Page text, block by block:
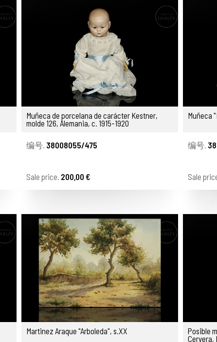
Muñeca de porcelana de carácter Kestner,
molde 126, Alemania, c. 1915-1920
编号. 38008055/475
Sale price. 200,00 €
Muñeca
编号.
Sale
Martinez Araque "Arboleda", s.XX
Posible
Cervera,